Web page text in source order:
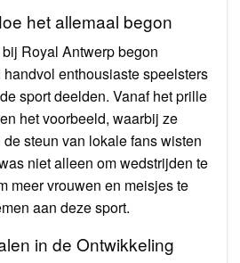
het allemaal begon
Royal Antwerp begon
enthousiaste speelsters
sport deelden. Vanaf het prille
het voorbeeld, waarbij ze
steun van lokale fans wisten
niet alleen om wedstrijden te
meer vrouwen en meisjes te
aan deze sport.
in de Ontwikkeling